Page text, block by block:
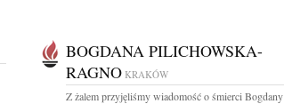
BOGDANA PILICHOWSKA-
RAGNO KRAKÓW
Z żalem przyjęliśmy wiadomość o śmierci Bogdany